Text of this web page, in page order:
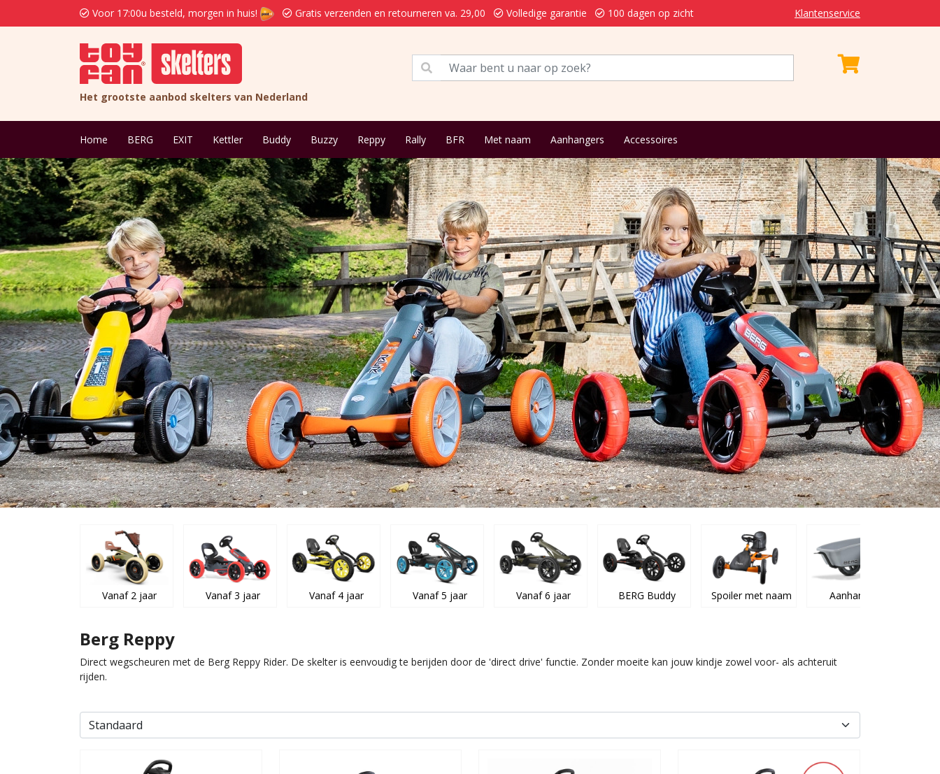
Voor 17:00u besteld, morgen in huis! Gratis verzenden en retourneren va. 29,00 Volledige garantie 100 dagen op zicht Klantenservice
Het grootste aanbod skelters van Nederland
Home BERG EXIT Kettler Buddy Buzzy Reppy Rally BFR Met naam Aanhangers Accessoires
Vanaf 2 jaar Vanaf 3 jaar Vanaf 4 jaar Vanaf 5 jaar Vanaf 6 jaar BERG Buddy Spoiler met naam Aanhangers
Berg Reppy
Direct wegscheuren met de Berg Reppy Rider. De skelter is eenvoudig te berijden door de 'direct drive' functie. Zonder moeite kan jouw kindje zowel voor- als achteruit
rijden.